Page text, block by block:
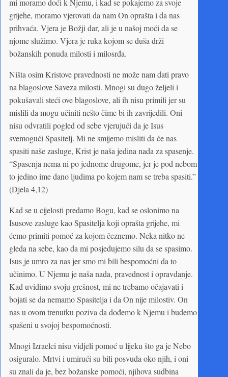
mi moramo doći k Njemu, i kad se pokajemo za svoje
grijehe, moramo vjerovati da nam On oprašta i da nas
prihvaća. Vjera je Božji dar, ali je u našoj moći da se
njome služimo. Vjera je ruka kojom se duša drži
božanskih ponuda milosti i milosrđa.
Ništa osim Kristove pravednosti ne može nam dati pravo
na blagoslove Saveza milosti. Mnogi su dugo željeli i
pokušavali steći ove blagoslove, ali ih nisu primili jer su
mislili da mogu učiniti nešto čime bi ih zavrijedili. Oni
nisu odvratili pogled od sebe vjerujući da je Isus
svemogući Spasitelj. Mi ne smijemo misliti da će nas
spasiti naše zasluge, Krist je naša jedina nada za spasenje.
“Spasenja nema ni po jednome drugome, jer je pod nebom
to jedino ime dano ljudima po kojem nam se treba spasiti.”
(Djela 4,12)
Kad se u cijelosti predamo Bogu, kad se oslonimo na
Isusove zasluge kao Spasitelja koji oprašta grijehe, mi
ćemo primiti pomoć za kojom čeznemo. Neka nitko ne
gleda na sebe, kao da mi posjedujemo silu da se spasimo.
Isus je umro za nas jer smo mi bili bespomoćni da to
učinimo. U Njemu je naša nada, pravednost i opravdanje.
Kad uvidimo svoju grešnost, mi ne trebamo očajavati i
bojati se da nemamo Spasitelja i da On nije milostiv. On
nas u ovom trenutku poziva da dođemo k Njemu i budemo
spašeni u svojoj bespomoćnosti.
Mnogi Izraelci nisu vidjeli pomoć u lijeku što ga je Nebo
osiguralo. Mrtvi i umirući su bili posvuda oko njih, i oni
su znali da je, bez božanske pomoći, njihova sudbina